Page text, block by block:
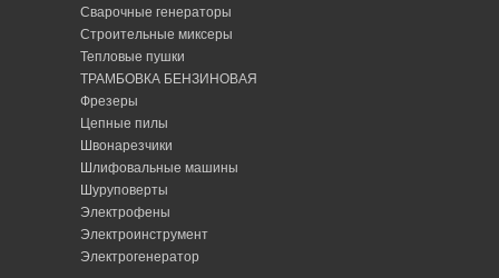
Сварочные генераторы
Строительные миксеры
Тепловые пушки
ТРАМБОВКА БЕНЗИНОВАЯ
Фрезеры
Цепные пилы
Швонарезчики
Шлифовальные машины
Шуруповерты
Электрофены
Электроинструмент
Электрогенератор